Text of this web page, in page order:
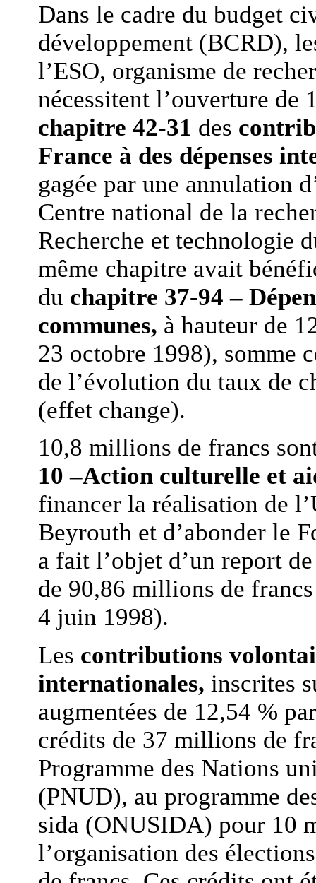
Dans le cadre du budget
développement (BCRD),
l’ESO, organisme de
nécessitent l’ouverture
chapitre 42-31 des
France à des dépenses
gagée par une annulation
Centre national de la
Recherche et technologie
même chapitre avait
du chapitre 37-94 –
communes, à hauteur de
23 octobre 1998), somme
de l’évolution du taux de
(effet change).
10,8 millions de francs
10 –Action culturelle et
financer la réalisation de
Beyrouth et d’abonder le
a fait l’objet d’un report
de 90,86 millions de
4 juin 1998).
Les contributions
internationales, inscrites
augmentées de 12,54 %
crédits de 37 millions de
Programme des Nations
(PNUD), au programme
sida (ONUSIDA) pour 10
l’organisation des